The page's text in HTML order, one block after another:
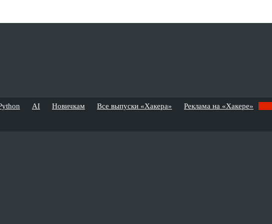
AI Новичкам Все выпуски «Хакера» Реклама на «Хакере»